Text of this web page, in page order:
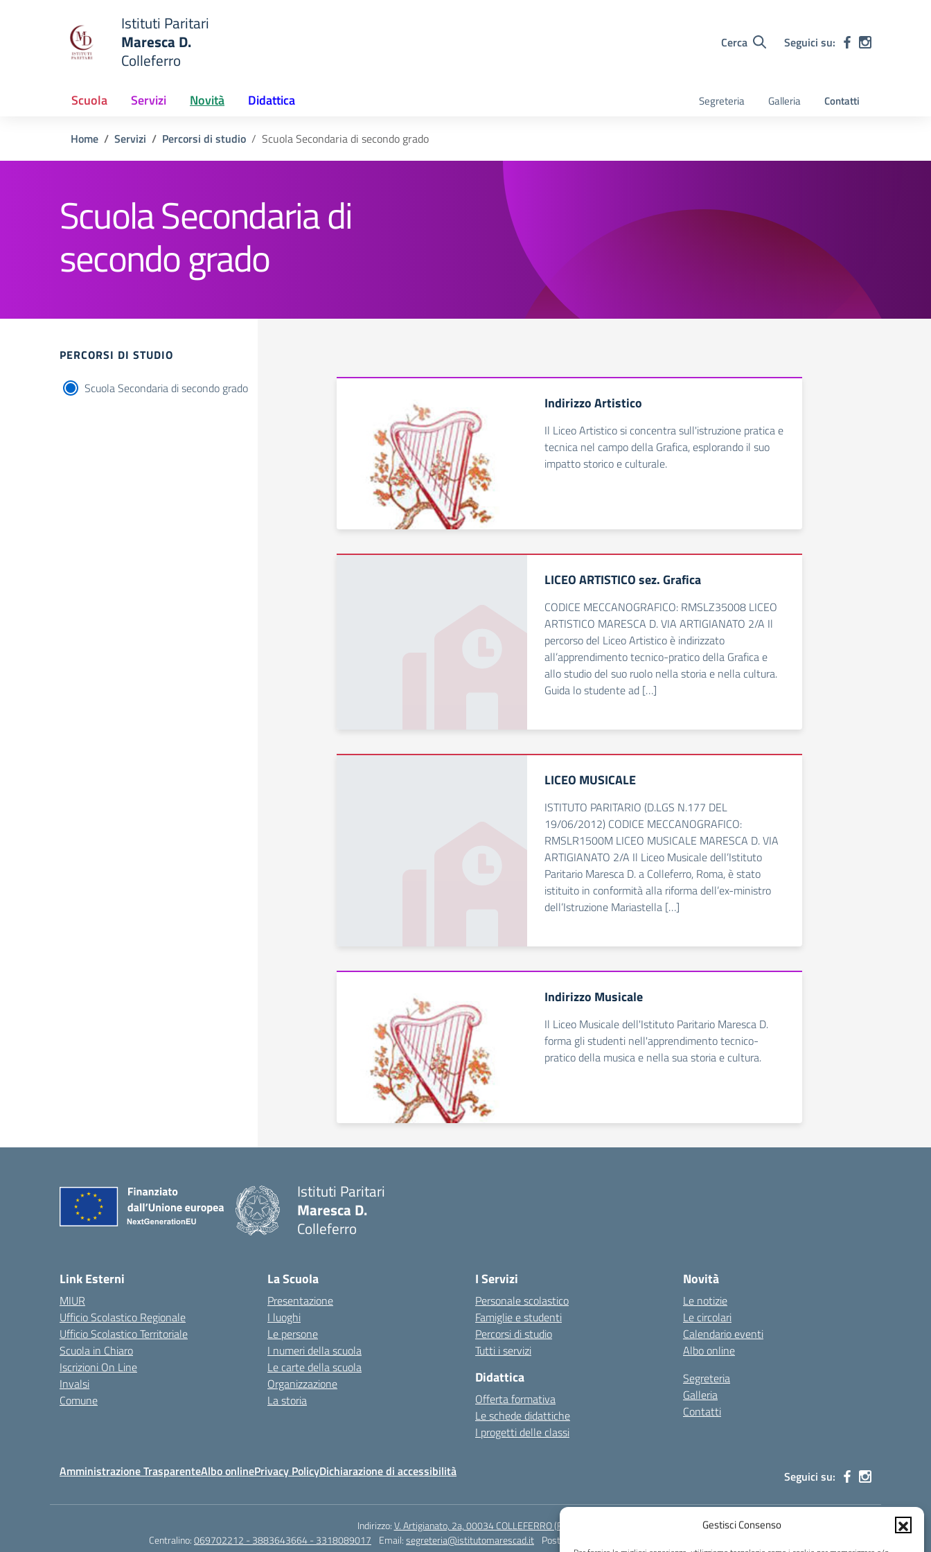
Gestisci Consenso
Istituti Paritari
Maresca D.
Colleferro
Cerca Seguici su:
Scuola Servizi Novità Didattica Segreteria Galleria Contatti
Home Servizi Percorsi di studio Scuola Secondaria di secondo grado
Scuola Secondaria di
secondo grado
Filtri
PERCORSI DI STUDIO
Scuola Secondaria di secondo grado
Indirizzo Artistico
Il Liceo Artistico si concentra sull'istruzione pratica e
tecnica nel campo della Grafica, esplorando il suo
impatto storico e culturale.
LICEO ARTISTICO sez. Grafica
CODICE MECCANOGRAFICO: RMSLZ35008 LICEO
ARTISTICO MARESCA D. VIA ARTIGIANATO 2/A Il
percorso del Liceo Artistico è indirizzato
all’apprendimento tecnico-pratico della Grafica e
allo studio del suo ruolo nella storia e nella cultura.
Guida lo studente ad […]
LICEO MUSICALE
ISTITUTO PARITARIO (D.LGS N.177 DEL
19/06/2012) CODICE MECCANOGRAFICO:
RMSLR1500M LICEO MUSICALE MARESCA D. VIA
ARTIGIANATO 2/A Il Liceo Musicale dell’Istituto
Paritario Maresca D. a Colleferro, Roma, è stato
istituito in conformità alla riforma dell’ex-ministro
dell’Istruzione Mariastella […]
Indirizzo Musicale
Il Liceo Musicale dell'Istituto Paritario Maresca D.
forma gli studenti nell'apprendimento tecnico-
pratico della musica e nella sua storia e cultura.
Istituti Paritari
Maresca D.
Colleferro
Link Esterni
MIUR
Ufficio Scolastico Regionale
Ufficio Scolastico Territoriale
Scuola in Chiaro
Iscrizioni On Line
Invalsi
Comune
La Scuola
Presentazione
I luoghi
Le persone
I numeri della scuola
Le carte della scuola
Organizzazione
La storia
I Servizi
Personale scolastico
Famiglie e studenti
Percorsi di studio
Tutti i servizi
Didattica
Offerta formativa
Le schede didattiche
I progetti delle classi
Novità
Le notizie
Le circolari
Calendario eventi
Albo online
Segreteria
Galleria
Contatti
Amministrazione TrasparenteAlbo onlinePrivacy PolicyDichiarazione di accessibilità Seguici su:
Indirizzo:V. Artigianato, 2a, 00034 COLLEFERRO (RM)
Centralino:069702212 - 3883643664 - 3318089017 Email:segreteria@istitutomarescad.it Posta elettronica certificata (PEC):